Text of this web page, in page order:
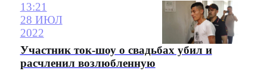
13:21
28 ИЮЛ
2022
Участник ток-шоу о свадьбах убил и
расчленил возлюбленную